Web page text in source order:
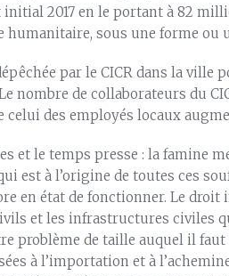
2017 en le portant à 82
humanitaire, sous une forme ou
par le CICR dans la ville
nombre de collaborateurs du
des employés locaux
et le temps presse : la famine
est à l’origine de toutes ces
en état de fonctionner. Le
et les infrastructures civiles
problème de taille auquel il faut
à l’importation et à